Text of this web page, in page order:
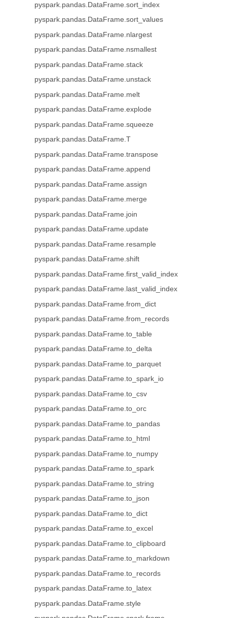
pyspark.pandas.DataFrame.sort_index
pyspark.pandas.DataFrame.sort_values
pyspark.pandas.DataFrame.nlargest
pyspark.pandas.DataFrame.nsmallest
pyspark.pandas.DataFrame.stack
pyspark.pandas.DataFrame.unstack
pyspark.pandas.DataFrame.melt
pyspark.pandas.DataFrame.explode
pyspark.pandas.DataFrame.squeeze
pyspark.pandas.DataFrame.T
pyspark.pandas.DataFrame.transpose
pyspark.pandas.DataFrame.append
pyspark.pandas.DataFrame.assign
pyspark.pandas.DataFrame.merge
pyspark.pandas.DataFrame.join
pyspark.pandas.DataFrame.update
pyspark.pandas.DataFrame.resample
pyspark.pandas.DataFrame.shift
pyspark.pandas.DataFrame.first_valid_index
pyspark.pandas.DataFrame.last_valid_index
pyspark.pandas.DataFrame.from_dict
pyspark.pandas.DataFrame.from_records
pyspark.pandas.DataFrame.to_table
pyspark.pandas.DataFrame.to_delta
pyspark.pandas.DataFrame.to_parquet
pyspark.pandas.DataFrame.to_spark_io
pyspark.pandas.DataFrame.to_csv
pyspark.pandas.DataFrame.to_orc
pyspark.pandas.DataFrame.to_pandas
pyspark.pandas.DataFrame.to_html
pyspark.pandas.DataFrame.to_numpy
pyspark.pandas.DataFrame.to_spark
pyspark.pandas.DataFrame.to_string
pyspark.pandas.DataFrame.to_json
pyspark.pandas.DataFrame.to_dict
pyspark.pandas.DataFrame.to_excel
pyspark.pandas.DataFrame.to_clipboard
pyspark.pandas.DataFrame.to_markdown
pyspark.pandas.DataFrame.to_records
pyspark.pandas.DataFrame.to_latex
pyspark.pandas.DataFrame.style